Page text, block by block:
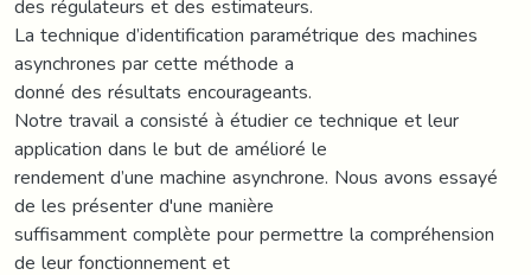
La technique d’identification paramétrique des machines
asynchrones par cette méthode a
donné des résultats encourageants.
Notre travail a consisté à étudier ce technique et leur
application dans le but de amélioré le
rendement d’une machine asynchrone. Nous avons essayé
de les présenter d'une manière
suffisamment complète pour permettre la compréhension
de leur fonctionnement et